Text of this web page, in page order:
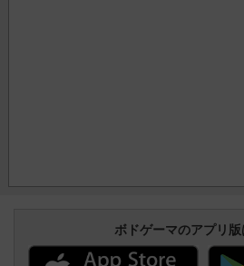
ボドゲーマのアプリ版